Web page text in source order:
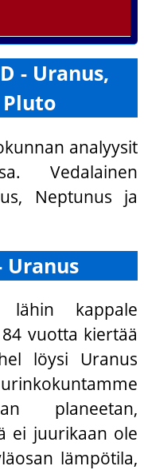
- Uranus,
analyysit
Vedalainen
Neptunus ja
Uranus
lähin kappale
vuotta kiertää
löysi Uranus
planeetan,
ei juurikaan ole
lämpötila,